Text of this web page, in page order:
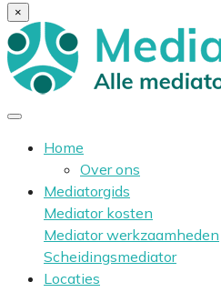
×
Home
Over ons
Mediatorgids
Mediator kosten
Mediator werkzaamheden
Scheidingsmediator
Locaties